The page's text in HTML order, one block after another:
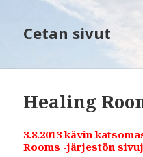
Cetan sivut
Healing
3.8.2013 kävin
Rooms -järjestön